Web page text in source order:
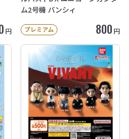
円
ム2号機 バンシィ
プレミアム 800 円